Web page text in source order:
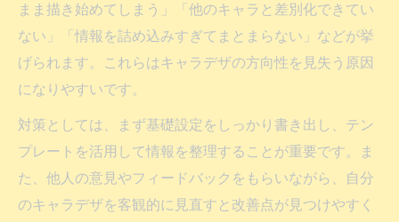
まま描き始めてしまう」「他のキャラと差別化できてい
ない」「情報を詰め込みすぎてまとまらない」などが挙
げられます。これらはキャラデザの方向性を見失う原因
になりやすいです。
対策としては、まず基礎設定をしっかり書き出し、テン
プレートを活用して情報を整理することが重要です。ま
た、他人の意見やフィードバックをもらいながら、自分
のキャラデザを客観的に見直すと改善点が見つけやすく